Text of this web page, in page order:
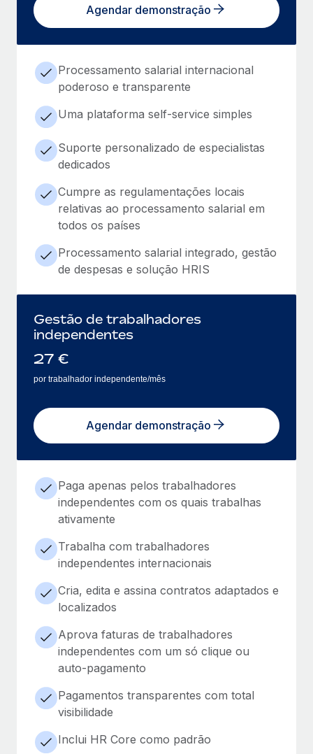
Agendar demonstração
Processamento salarial internacional
poderoso e transparente
Uma plataforma self-service simples
Suporte personalizado de especialistas
dedicados
Cumpre as regulamentações locais
relativas ao processamento salarial em
todos os países
Processamento salarial integrado, gestão
de despesas e solução HRIS
Gestão de trabalhadores
independentes
27 €
por trabalhador independente/mês
Agendar demonstração
Paga apenas pelos trabalhadores
independentes com os quais trabalhas
ativamente
Trabalha com trabalhadores
independentes internacionais
Cria, edita e assina contratos adaptados e
localizados
Aprova faturas de trabalhadores
independentes com um só clique ou
auto-pagamento
Pagamentos transparentes com total
visibilidade
Inclui HR Core como padrão